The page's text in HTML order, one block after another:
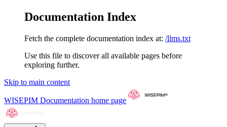
Documentation Index
Fetch the complete documentation index at: /llms.txt
Use this file to discover all available pages before
exploring further.
Skip to main content
WISEPIM Documentation home page